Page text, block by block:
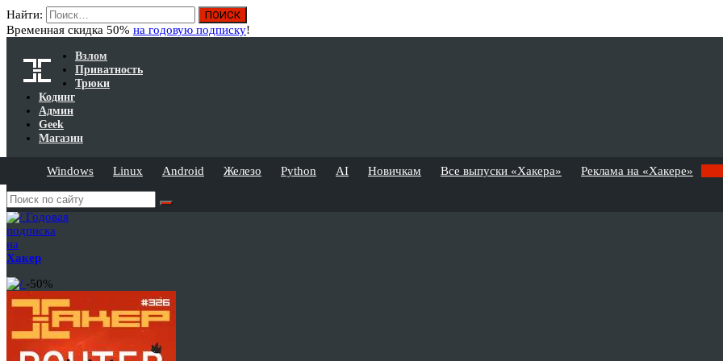
Найти:
Временная скидка 50% на годовую подписку!
Взлом
Приватность
Трюки
Кодинг
Админ
Geek
Магазин
Windows Linux Android Железо Python AI Новичкам Все выпуски «Хакера» Реклама на «Хакере»
Годовая
подписка
на
Хакер
-50%